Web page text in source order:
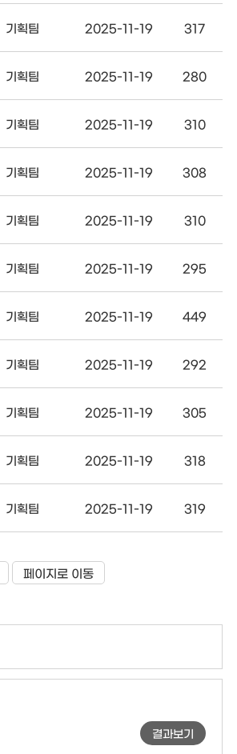
기획팀 2025-11-19 317
기획팀 2025-11-19 280
기획팀 2025-11-19 310
기획팀 2025-11-19 308
기획팀 2025-11-19 310
기획팀 2025-11-19 295
기획팀 2025-11-19 449
기획팀 2025-11-19 292
기획팀 2025-11-19 305
기획팀 2025-11-19 318
기획팀 2025-11-19 319
페이지로 이동
결과보기